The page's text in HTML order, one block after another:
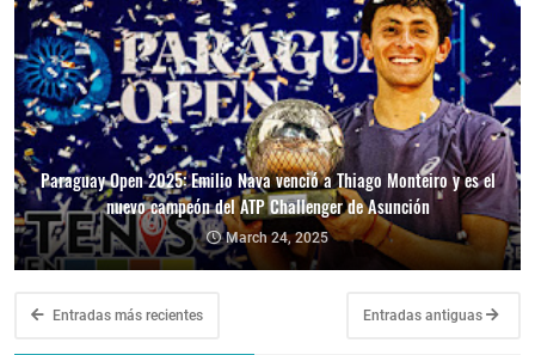
Paraguay Open 2025: Emilio Nava venció a Thiago Monteiro y es el
nuevo campeón del ATP Challenger de Asunción
March 24, 2025
Entradas más recientes Entradas antiguas